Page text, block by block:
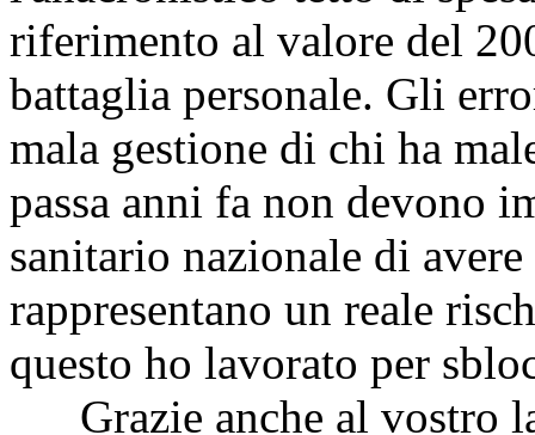
riferimento al valore del
battaglia personale. Gli
mala gestione di chi ha
passa anni fa non devono
sanitario nazionale di
rappresentano un reale
questo ho lavorato per
Grazie anche al vostro